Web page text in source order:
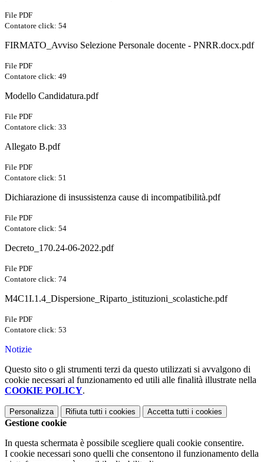
File PDF
Contatore click: 54
FIRMATO_Avviso Selezione Personale docente - PNRR.docx.pdf
File PDF
Contatore click: 49
Modello Candidatura.pdf
File PDF
Contatore click: 33
Allegato B.pdf
File PDF
Contatore click: 51
Dichiarazione di insussistenza cause di incompatibilità.pdf
File PDF
Contatore click: 54
Decreto_170.24-06-2022.pdf
File PDF
Contatore click: 74
M4C1I.1.4_Dispersione_Riparto_istituzioni_scolastiche.pdf
File PDF
Contatore click: 53
Notizie
Questo sito o gli strumenti terzi da questo utilizzati si avvalgono di
cookie necessari al funzionamento ed utili alle finalità illustrate nella
COOKIE POLICY.
Personalizza Rifiuta tutti i cookies Accetta tutti i cookies
Gestione cookie
In questa schermata è possibile scegliere quali cookie consentire.
I cookie necessari sono quelli che consentono il funzionamento della